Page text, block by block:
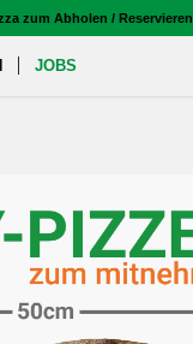
zum Abholen /
JOBS